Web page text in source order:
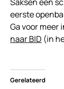
eerste
Ga voor meer
naar BID (in
Gerelateerd